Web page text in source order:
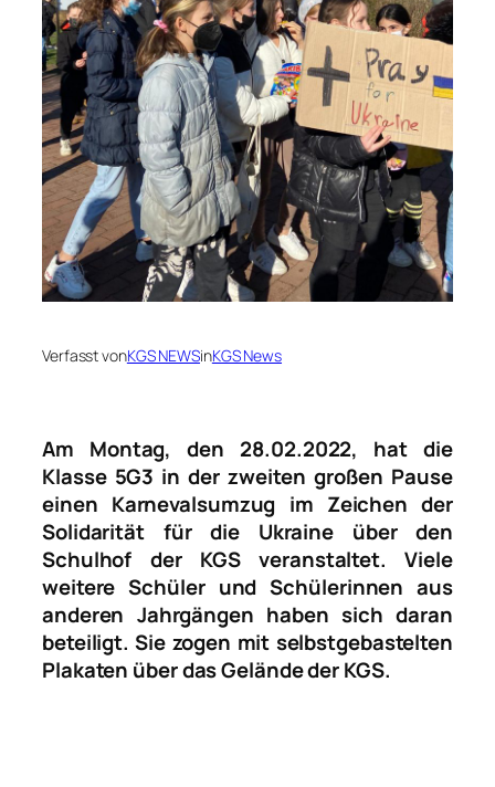
Verfasst vonKGS NEWSinKGS News
Am Montag, den 28.02.2022, hat die
Klasse 5G3 in der zweiten großen Pause
einen Karnevalsumzug im Zeichen der
Solidarität für die Ukraine über den
Schulhof der KGS veranstaltet. Viele
weitere Schüler und Schülerinnen aus
anderen Jahrgängen haben sich daran
beteiligt. Sie zogen mit selbstgebastelten
Plakaten über das Gelände der KGS.